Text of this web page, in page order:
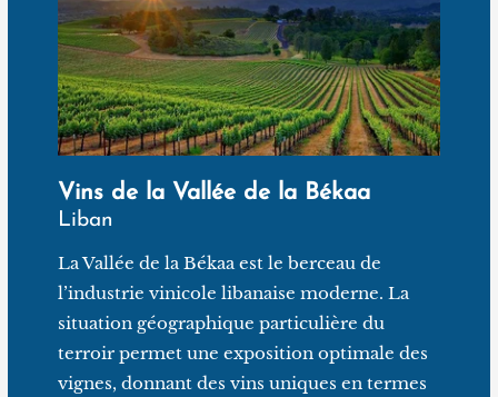
soleil et sont dépourvues d’irrigation. Leur rendement
se limite à une faible moyenne de 35 hl/ha. Cabernet
Sauvignon, Syrah, Chardonnay et Viognier et autres
cépages y côtoient des variétés autochtones, telles que
l'Obeidy, le Merwah et le Meksesse (raisins blancs).
Château Kefraya a également fait revivre d'anciens
cépages rouges libanais tels que l'Assouad Karech et
l'Asmi Noir, après des années de recherches sur le
terroir en collaboration avec des instituts
internationaux. Les vins de Château Kefraya sont
certifiés bio et végan depuis 2022.
Vins de la Vallée de la Békaa
Liban
La Vallée de la Békaa est le berceau de
l’industrie vinicole libanaise moderne. La
situation géographique particulière du
terroir permet une exposition optimale des
vignes, donnant des vins uniques en termes